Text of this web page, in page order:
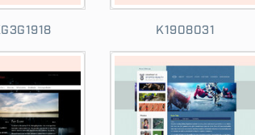
K1908031